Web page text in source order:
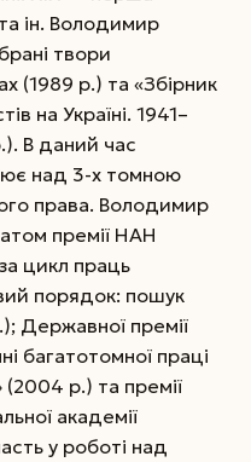
ін. Володимир
твори
(1989 р.) та «Збірник
на Україні. 1941–
В даний час
над 3-х томною
права. Володимир
премії НАН
цикл праць
порядок: пошук
­Держав­ної премії
багатотомної праці
р.) та премії
академії
у роботі над